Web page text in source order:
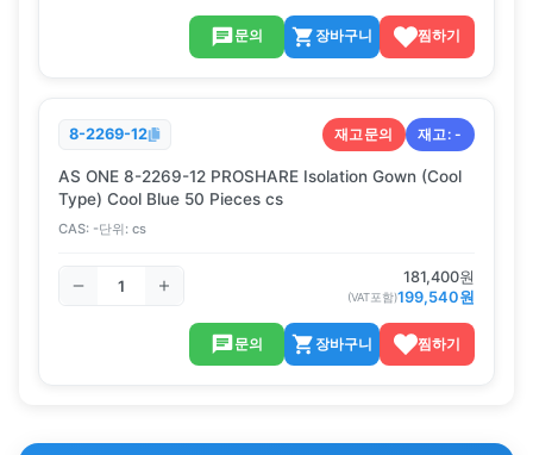
문의 장바구니 찜하기
8-2269-12 재고문의 재고:-
AS ONE 8-2269-12 PROSHARE Isolation Gown (Cool
Type) Cool Blue 50 Pieces cs
CAS: -단위: cs
181,400원
(VAT포함)199,540원
문의 장바구니 찜하기